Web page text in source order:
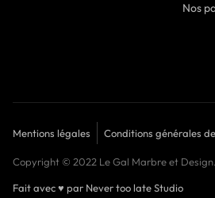
Nos
Mentions légales Conditions générales
Copyright © 2022 Le Gal Marbre et Design.
Fait avec♥ par Never too late Studio